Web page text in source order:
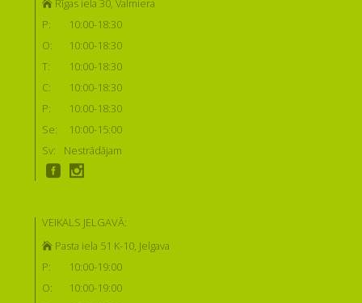
Rīgas iela 30, Valmiera
P:
10:00-18:30
O:
10:00-18:30
T:
10:00-18:30
C:
10:00-18:30
P:
10:00-18:30
Se:
10:00-15:00
Sv:
Nestrādājam
VEIKALS JELGAVĀ:
Pasta iela 51 K-10, Jelgava
P:
10:00-19:00
O:
10:00-19:00